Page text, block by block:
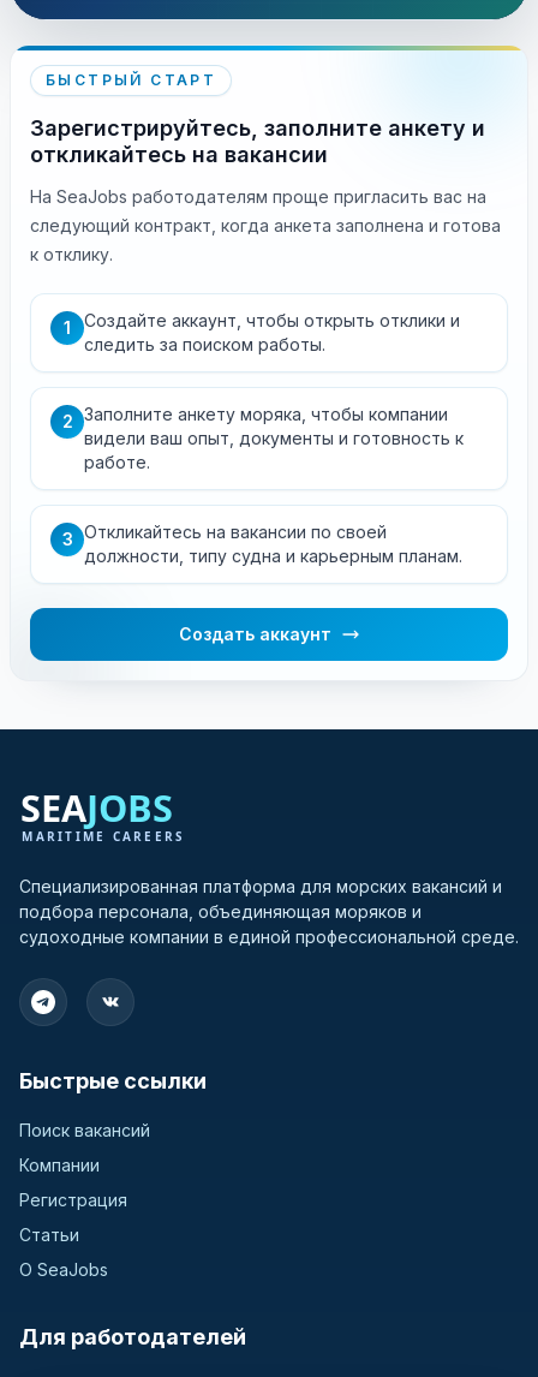
БЫСТРЫЙ СТАРТ
Зарегистрируйтесь, заполните анкету и
откликайтесь на вакансии
На SeaJobs работодателям проще пригласить вас на
следующий контракт, когда анкета заполнена и готова
к отклику.
1
Создайте аккаунт, чтобы открыть отклики и
следить за поиском работы.
2 Заполните анкету моряка, чтобы компании
видели ваш опыт, документы и готовность к
работе.
3 Откликайтесь на вакансии по своей
должности, типу судна и карьерным планам.
Создать аккаунт
Специализированная платформа для морских вакансий и
подбора персонала, объединяющая моряков и
судоходные компании в единой профессиональной среде.
Быстрые ссылки
Поиск вакансий
Компании
Регистрация
Статьи
О SeaJobs
Для работодателей